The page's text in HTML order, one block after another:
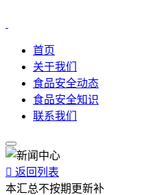
首页
关于我们
食品安全动态
食品安全知识
联系我们
 返回列表
本汇总不按期更新补